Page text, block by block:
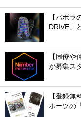
【バボラ
DRIVE」
【同僚や
が募集ス
【登録無
ポーツの